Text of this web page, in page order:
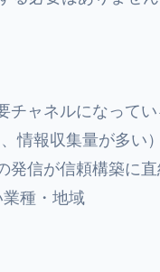
チャネルになってい
情報収集量が多い）
信が信頼構築に直
種・地域